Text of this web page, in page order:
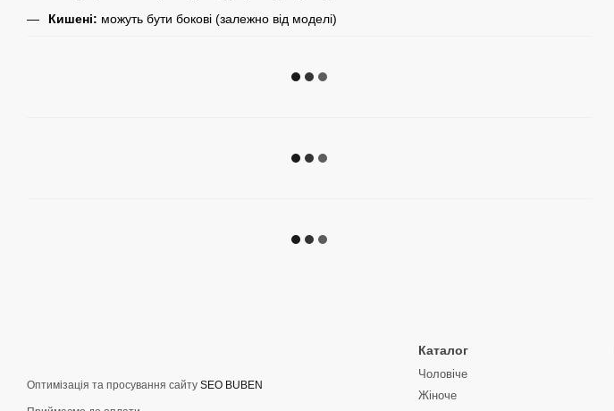
Кишені: можуть бути бокові (залежно від моделі)
Оптимізація та просування сайту SEO BUBEN
Каталог
Чоловіче
Жіноче